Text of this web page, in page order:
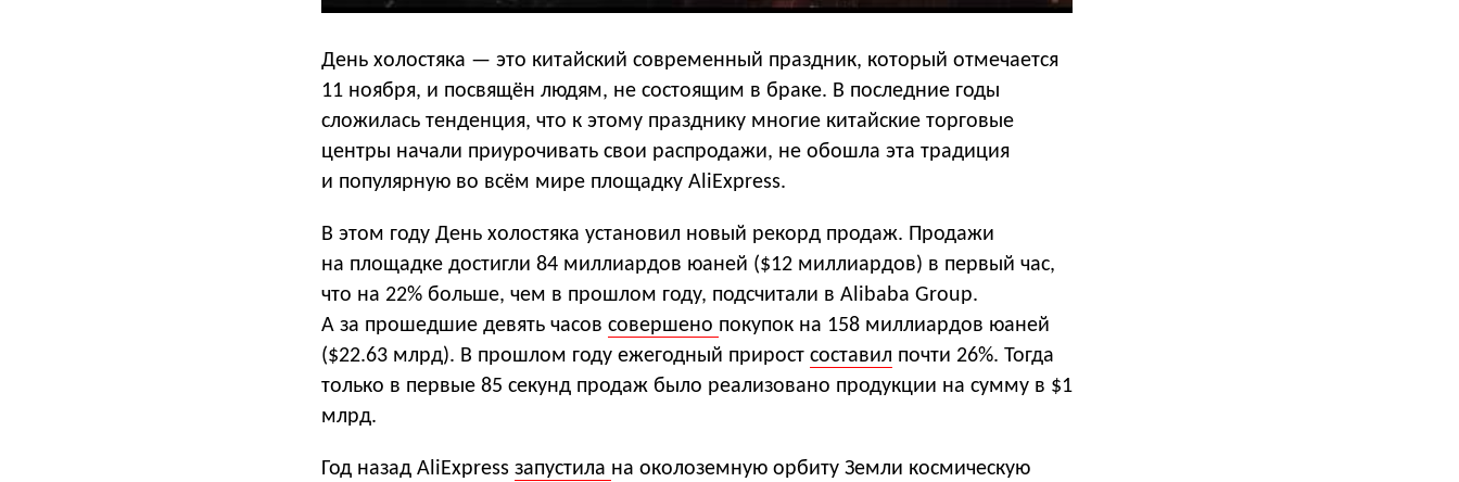
День холостяка — это китайский современный праздник, который отмечается
11 ноября, и посвящён людям, не состоящим в браке. В последние годы
сложилась тенденция, что к этому празднику многие китайские торговые
центры начали приурочивать свои распродажи, не обошла эта традиция
и популярную во всём мире площадку AliExpress.
В этом году День холостяка установил новый рекорд продаж. Продажи
на площадке достигли 84 миллиардов юаней ($12 миллиардов) в первый час,
что на 22% больше, чем в прошлом году, подсчитали в Alibaba Group.
А за прошедшие девять часов совершено покупок на 158 миллиардов юаней
($22.63 млрд). В прошлом году ежегодный прирост составил почти 26%. Тогда
только в первые 85 секунд продаж было реализовано продукции на сумму в $1
млрд.
Год назад AliExpress запустила на околоземную орбиту Земли космическую